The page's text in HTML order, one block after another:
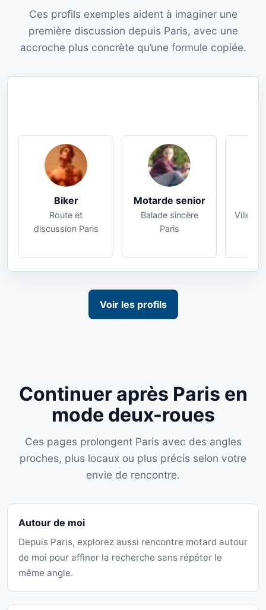
Ces profils exemples aident à imaginer une
première discussion depuis Paris, avec une
accroche plus concrète qu’une formule copiée.
Biker
Route et
discussion Paris
Motarde senior
Balade sincère
Paris
Ville et
Voir les profils
Continuer après Paris en
mode deux-roues
Ces pages prolongent Paris avec des angles
proches, plus locaux ou plus précis selon votre
envie de rencontre.
Autour de moi
Depuis Paris, explorez aussi rencontre motard autour
de moi pour affiner la recherche sans répéter le
même angle.